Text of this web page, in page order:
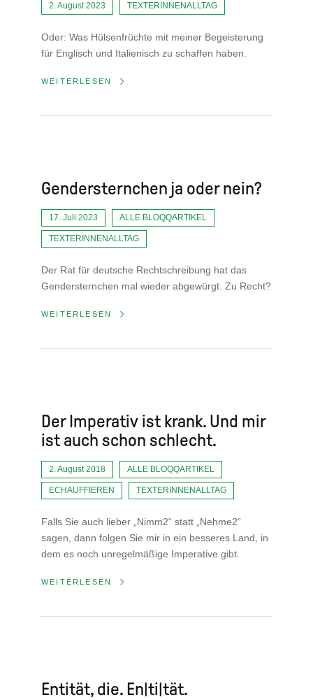
2. August 2023 TEXTERINNENALLTAG
Oder: Was Hülsenfrüchte mit meiner Begeisterung
für Englisch und Italienisch zu schaffen haben.
WEITERLESEN
Gendersternchen ja oder nein?
17. Juli 2023 ALLE BLOQQARTIKEL
TEXTERINNENALLTAG
Der Rat für deutsche Rechtschreibung hat das
Gendersternchen mal wieder abgewürgt. Zu Recht?
WEITERLESEN
Der Imperativ ist krank. Und mir
ist auch schon schlecht.
2. August 2018 ALLE BLOQQARTIKEL
ECHAUFFIEREN TEXTERINNENALLTAG
Falls Sie auch lieber „Nimm2“ statt „Nehme2“
sagen, dann folgen Sie mir in ein besseres Land, in
dem es noch unregelmäßige Imperative gibt.
WEITERLESEN
Entität, die. En|ti|tät.